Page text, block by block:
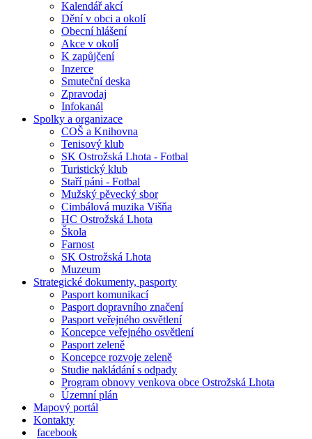
Kalendář akcí
Dění v obci a okolí
Obecní hlášení
Akce v okolí
K zapůjčení
Inzerce
Smuteční deska
Zpravodaj
Infokanál
Spolky a organizace
COŠ a Knihovna
Tenisový klub
SK Ostrožská Lhota - Fotbal
Turistický klub
Staří páni - Fotbal
Mužský pěvecký sbor
Cimbálová muzika Višňa
HC Ostrožská Lhota
Škola
Farnost
SK Ostrožská Lhota
Muzeum
Strategické dokumenty, pasporty
Pasport komunikací
Pasport dopravního značení
Pasport veřejného osvětlení
Koncepce veřejného osvětlení
Pasport zeleně
Koncepce rozvoje zeleně
Studie nakládání s odpady
Program obnovy venkova obce Ostrožská Lhota
Územní plán
Mapový portál
Kontakty
facebook